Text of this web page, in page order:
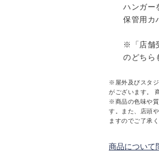
ハンガー
保管用カ
※「店舗
のどちら
※屋外及びスタ
がございます。
※商品の色味や質
す。また、店頭
ますのでご了承
商品について